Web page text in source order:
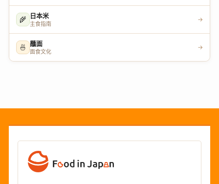
🌾 日本米
主食指南
→
🍜 蘸面
面食文化
→